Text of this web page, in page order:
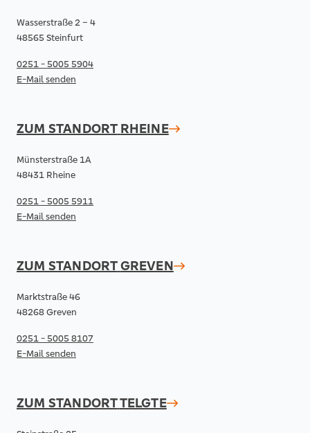
Wasserstraße 2 – 4
48565 Steinfurt
0251 - 5005 5904
E-Mail senden
ZUM STANDORT RHEINE
Münsterstraße 1A
48431 Rheine
0251 - 5005 5911
E-Mail senden
ZUM STANDORTGREVEN
Marktstraße 46
48268 Greven
0251 - 5005 8107
E-Mail senden
ZUM STANDORTTELGTE